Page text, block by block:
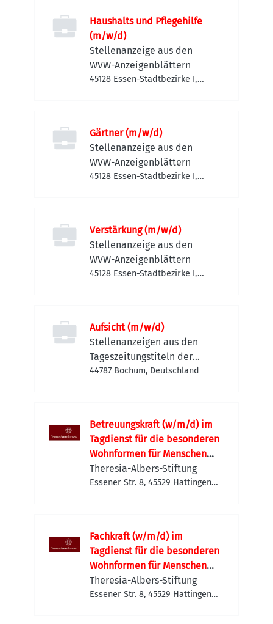
Haushalts und Pflegehilfe
(m/w/d)
Stellenanzeige aus den
WVW-Anzeigenblättern
45128 Essen-Stadtbezirke I,
Gärtner (m/w/d)
Stellenanzeige aus den
WVW-Anzeigenblättern
45128 Essen-Stadtbezirke I,
Verstärkung (m/w/d)
Stellenanzeige aus den
WVW-Anzeigenblättern
45128 Essen-Stadtbezirke I,
Aufsicht (m/w/d)
Stellenanzeigen aus den
Tageszeitungstiteln der
FUNKE MEDIEN NRW
44787 Bochum, Deutschland
Betreuungskraft (w/m/d) im
Tagdienst für die besonderen
Wohnformen für Menschen
mit einer chronisch
psychischen Erkrankung
Theresia-Albers-Stiftung
Essener Str. 8, 45529 Hattingen,
Fachkraft (w/m/d) im
Tagdienst für die besonderen
Wohnformen für Menschen
mit einer chronisch
psychischen Erkrankung
Theresia-Albers-Stiftung
Essener Str. 8, 45529 Hattingen,